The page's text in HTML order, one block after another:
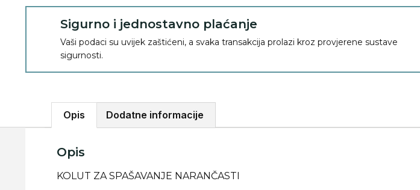
Sigurno i jednostavno plaćanje
Vaši podaci su uvijek zaštićeni, a svaka transakcija prolazi kroz provjerene sustave
sigurnosti.
Opis Dodatne informacije
Opis
KOLUT ZA SPAŠAVANJE NARANČASTI